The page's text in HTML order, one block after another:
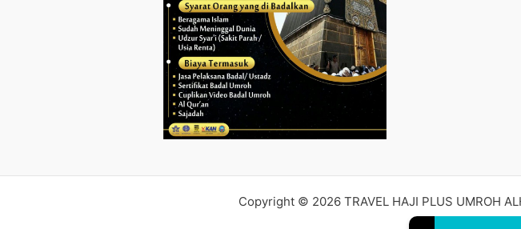
Copyright © 2026 TRAVEL HAJI PLUS UMROH